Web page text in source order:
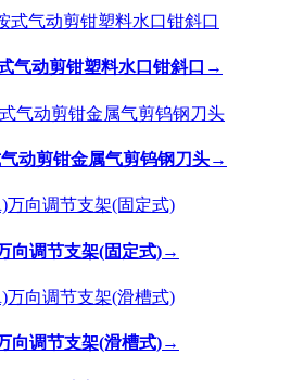
气动剪钳塑料水口钳斜口 →
动剪钳金属气剪钨钢刀头→
向调节支架(固定式)→
向调节支架(滑槽式)→